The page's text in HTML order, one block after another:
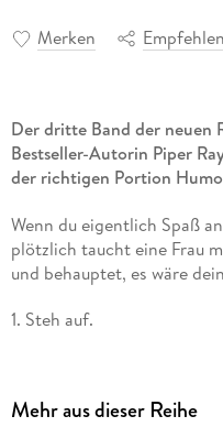
Merken Empfehlen
Der dritte Band der neuen
Bestseller-Autorin Piper
der richtigen Portion
Wenn du eigentlich Spaß
plötzlich taucht eine Frau
und behauptet, es wäre
1. Steh auf.
4. Überprüfe, ob sie dich
Mehr aus dieser Reihe